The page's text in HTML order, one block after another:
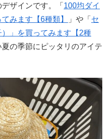
ザインです。「 100均ダイ
みます【6種類】
」や「 セ
」を買ってみます【2種
夏の季節にピッタリのアイテ